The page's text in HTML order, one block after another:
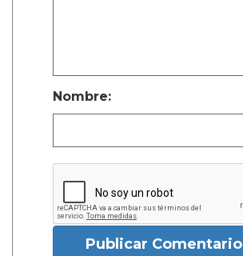
Nombre:
Publicar Comentario